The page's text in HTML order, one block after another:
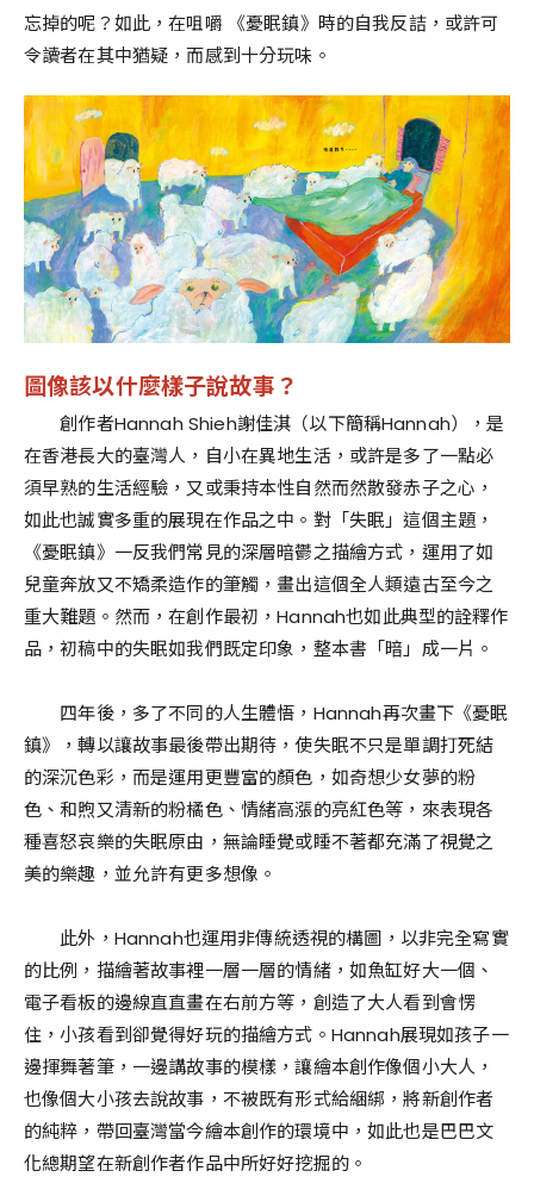
忘掉的呢？如此，在咀嚼 《憂眠鎮》時的自我反詰，或許可
令讀者在其中猶疑，而感到十分玩味。
圖像該以什麼樣子說故事？
創作者Hannah Shieh謝佳淇（以下簡稱Hannah），是
在香港長大的臺灣人，自小在異地生活，或許是多了一點必
須早熟的生活經驗，又或秉持本性自然而然散發赤子之心，
如此也誠實多重的展現在作品之中。 對「失眠」這個主題，
《憂眠鎮》一反我們常見的深層暗鬱之描繪方式，運用了如
兒童奔放又不矯柔造作的筆觸，畫出這個全人類遠古至今之
重大難題。然而，在創作最初，Hannah也如此典型的詮釋作
品，初稿中的失眠如我們既定印象，整本書「暗」成一片。
四年後，多了不同的人生體悟， Hannah再次畫下 《憂眠
鎮》，轉以讓故事最後帶出期待，使失眠不只是單調打死結
的深沉色彩，而是運用更豐富的顏色，如奇想少女夢的粉
色、和煦又清新的粉橘色、情緒高漲的亮紅色等，來表現各
種喜怒哀樂的失眠原由，無論睡覺或睡不著都充滿了視覺之
美的樂趣，並允許有更多想像。
此外， Hannah也運用非傳統透視的構圖，以非完全寫實
的比例，描繪著故事裡一層一層的情緒，如魚缸好大一個、
電子看板的邊線直直畫在右前方等， 創造了大人看到會愣
住，小孩看到卻覺得好玩的描繪方式。 Hannah展現如孩子一
邊揮舞著筆，一邊講故事的模樣，讓繪本創作像個小大人，
也像個大小孩去說故事，不被既有形式給綑綁，將新創作者
的純粹，帶回臺灣當今繪本創作的環境中，如此也是巴巴文
化總期望在新創作者作品中所好好挖掘的。